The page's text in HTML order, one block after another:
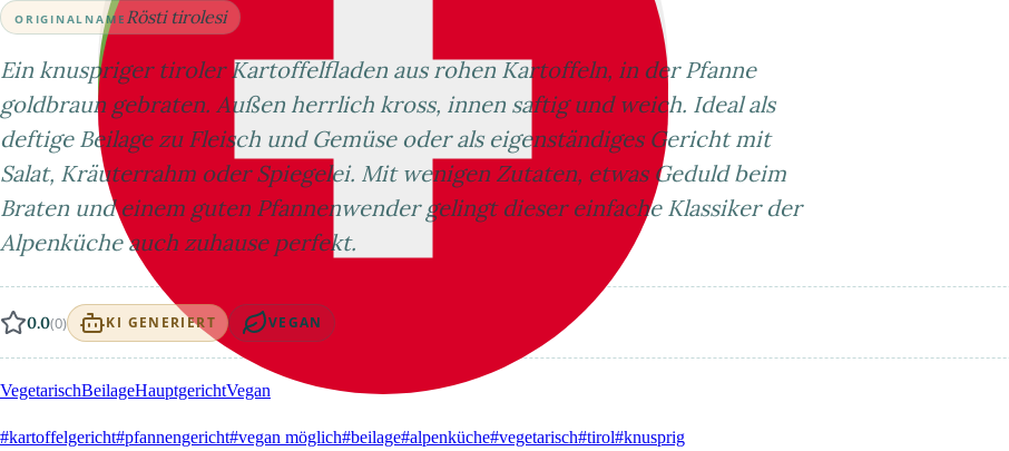
ORIGINALNAME Rösti tirolesi
Ein knuspriger tiroler Kartoffelfladen aus rohen Kartoffeln, in der Pfanne
goldbraun gebraten. Außen herrlich kross, innen saftig und weich. Ideal als
deftige Beilage zu Fleisch und Gemüse oder als eigenständiges Gericht mit
Salat, Kräuterrahm oder Spiegelei. Mit wenigen Zutaten, etwas Geduld beim
Braten und einem guten Pfannenwender gelingt dieser einfache Klassiker der
Alpenküche auch zuhause perfekt.
0.0(0) KI GENERIERT VEGAN
VegetarischBeilageHauptgerichtVegan
#kartoffelgericht#pfannengericht#vegan möglich#beilage#alpenküche#vegetarisch#tirol#knusprig